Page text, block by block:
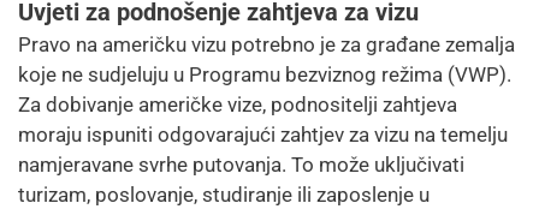
Uvjeti za podnošenje zahtjeva za vizu
Pravo na američku vizu potrebno je za građane zemalja
koje ne sudjeluju u Programu bezviznog režima (VWP).
Za dobivanje američke vize, podnositelji zahtjeva
moraju ispuniti odgovarajući zahtjev za vizu na temelju
namjeravane svrhe putovanja. To može uključivati ​​
turizam, poslovanje, studiranje ili zaposlenje u